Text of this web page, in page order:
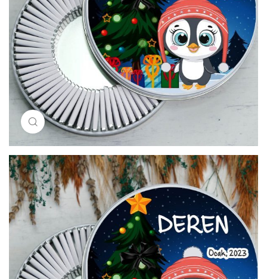
Resimi büyütmek için tıklayın